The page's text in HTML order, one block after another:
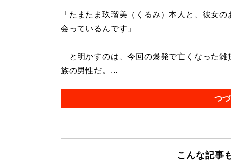
「たまたま玖瑠美（くるみ）本人と、彼女
会っているんです」
と明かすのは、今回の爆発で亡くなった雑
族の男性だ。...
つ
こんな記事